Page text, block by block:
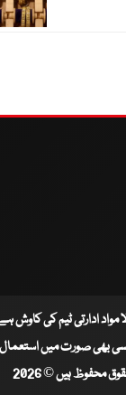
مواد ادارتی ٹیم کی کاوش
بھی صورت میں استعمال
محفوظ ہیں © 2026